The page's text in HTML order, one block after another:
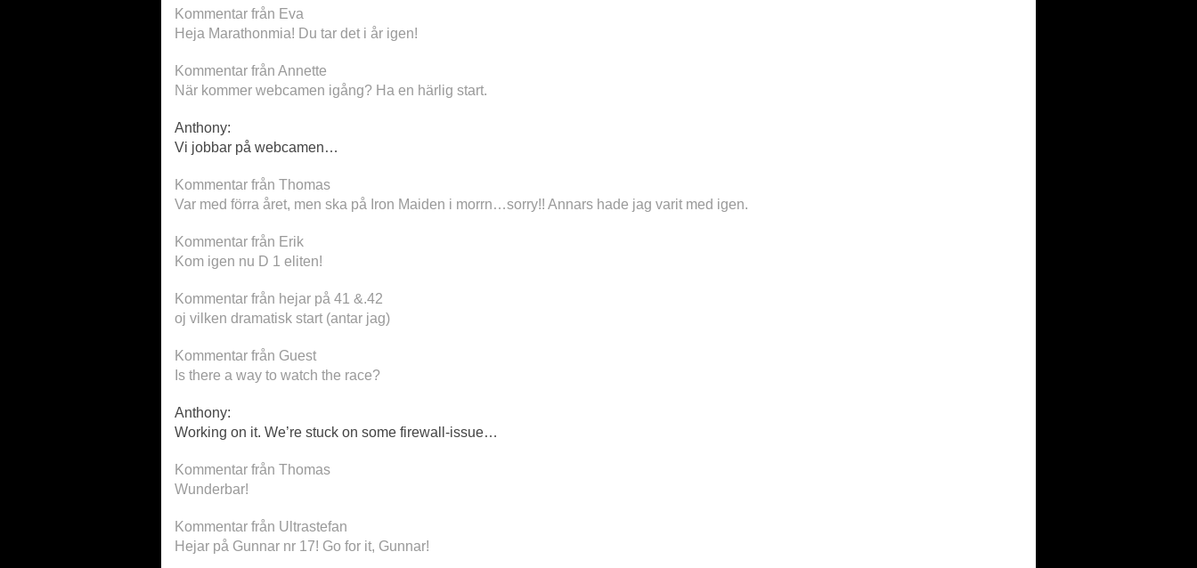
Kommentar från Eva
Heja Marathonmia! Du tar det i år igen!
Kommentar från Annette
När kommer webcamen igång? Ha en härlig start.
Anthony:
Vi jobbar på webcamen…
Kommentar från Thomas
Var med förra året, men ska på Iron Maiden i morrn…sorry!! Annars hade jag varit med igen.
Kommentar från Erik
Kom igen nu D 1 eliten!
Kommentar från hejar på 41 &.42
oj vilken dramatisk start (antar jag)
Kommentar från Guest
Is there a way to watch the race?
Anthony:
Working on it. We’re stuck on some firewall-issue…
Kommentar från Thomas
Wunderbar!
Kommentar från Ultrastefan
Hejar på Gunnar nr 17! Go for it, Gunnar!